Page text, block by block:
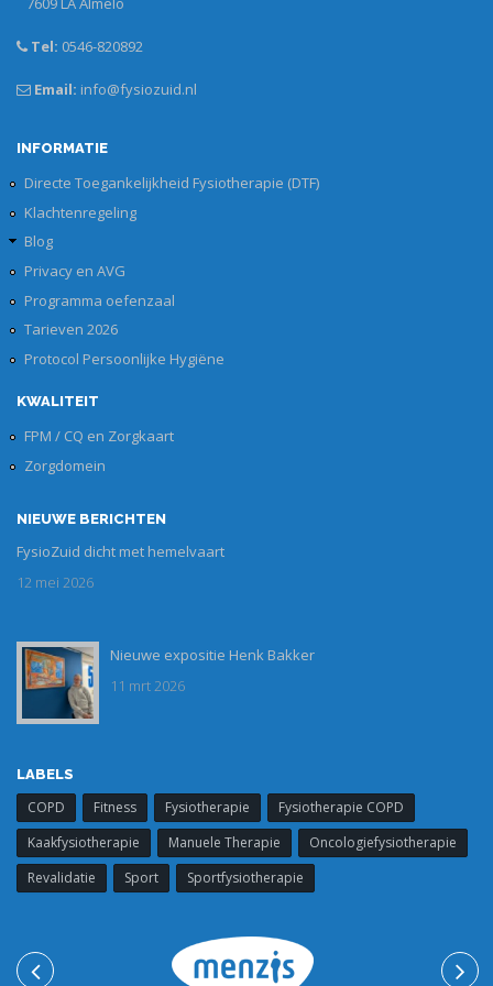
Tel: 0546-820892
Email: info@fysiozuid.nl
INFORMATIE
Directe Toegankelijkheid Fysiotherapie (DTF)
Klachtenregeling
Blog
Privacy en AVG
Programma oefenzaal
Tarieven 2026
Protocol Persoonlijke Hygiëne
KWALITEIT
FPM / CQ en Zorgkaart
Zorgdomein
NIEUWE BERICHTEN
FysioZuid dicht met hemelvaart
12 mei 2026
expositie_1.jpg
Nieuwe expositie Henk Bakker
11 mrt 2026
LABELS
COPD Fitness Fysiotherapie
Fysiotherapie COPD
Kaakfysiotherapie
Manuele Therapie
Oncologiefysiotherapie
Revalidatie
Sport Sportfysiotherapie